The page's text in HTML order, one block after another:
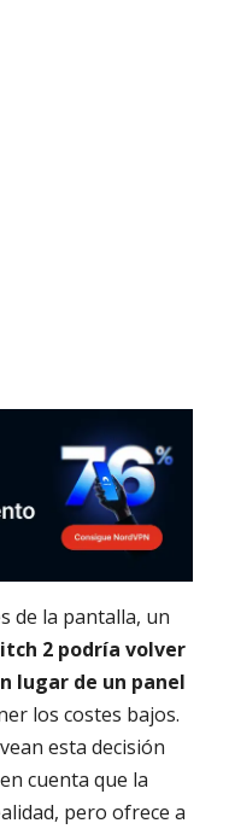
de la pantalla, un
2 podría volver
lugar de un panel
los costes bajos.
esta decisión
cuenta que la
pero ofrece a